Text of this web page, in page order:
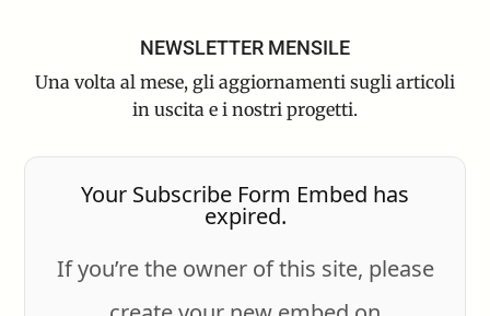
NEWSLETTER MENSILE
Una volta al mese, gli aggiornamenti sugli articoli
in uscita e i nostri progetti.
Your Subscribe Form Embed has
expired.
If you’re the owner of this site, please